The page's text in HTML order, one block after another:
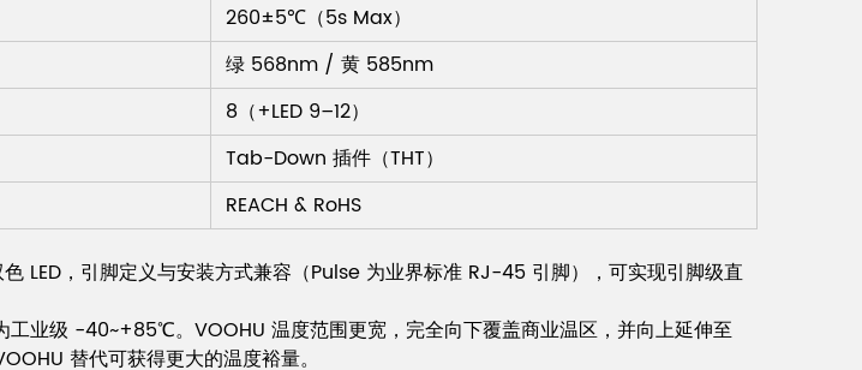
260±5℃（5s Max）
绿 568nm / 黄 585nm
8（+LED 9–12）
Tab-Down 插件（THT）
REACH & RoHS
，引脚定义与安装方式兼容（Pulse 为业界标准 RJ-45 引脚），可实现引脚级直
工业级 -40~+85℃。VOOHU 温度范围更宽，完全向下覆盖商业温区，并向上延伸至
替代可获得更大的温度裕量。